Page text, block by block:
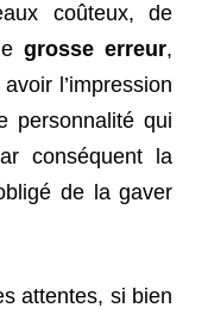
coûteux, de
grosse erreur,
l’impression
personnalité qui
conséquent la
de la gaver
attentes, si bien